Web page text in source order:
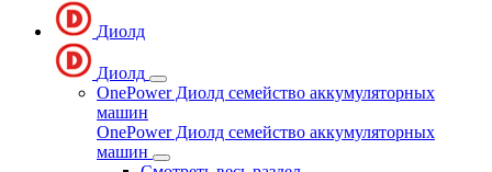
Диолд
Диолд
OnePower Диолд семейство аккумуляторных
машин
OnePower Диолд семейство аккумуляторных
машин